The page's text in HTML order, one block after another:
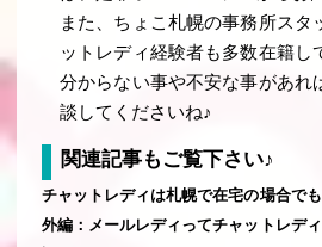
また、ちょこ札幌の事務所スタ
ットレディ経験者も多数在籍し
分からない事や不安な事があれ
談してくださいね♪
関連記事もご覧下さい♪
チャットレディは札幌で在宅の場合で
外編：メールレディってチャットレデ